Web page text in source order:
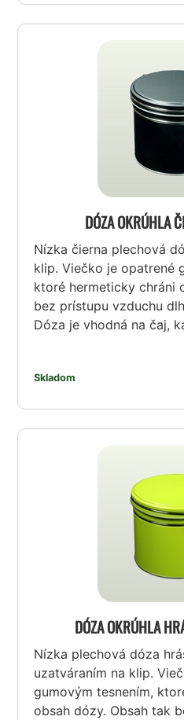
DÓZA OKRÚHLA
Nízka čierna plechová
klip. Viečko je opatrené
ktoré hermeticky chráni
bez prístupu vzduchu
Dóza je vhodná na čaj,
Skladom
DÓZA OKRÚHLA
Nízka plechová dóza
uzatváraním na klip.
gumovým tesnením,
obsah dózy. Obsah tak